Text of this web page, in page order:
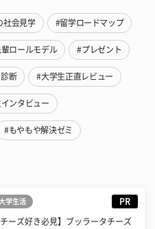
社会見学 #留学ロードマップ
輩ロールモデル #プレゼント
断 #大学生正直レビュー
ンタビュー
#もやもや解決ゼミ
学生活 PR
チーズ好き必見】ブッラータチーズ